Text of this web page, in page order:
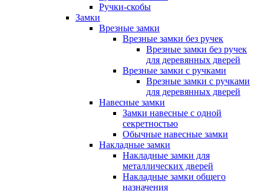
Ручки-скобы
Замки
Врезные замки
Врезные замки без ручек
Врезные замки без ручек
для деревянных дверей
Врезные замки с ручками
Врезные замки с ручками
для деревянных дверей
Навесные замки
Замки навесные с одной
секретностью
Обычные навесные замки
Накладные замки
Накладные замки для
металлических дверей
Накладные замки общего
назначения